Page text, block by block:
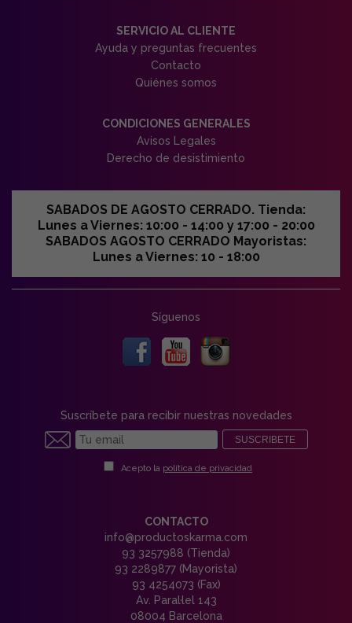
SERVICIO AL CLIENTE
Ayuda y preguntas frecuentes
Contacto
Quiénes somos
CONDICIONES GENERALES
Avisos Legales
Derecho de desistimiento
SABADOS DE AGOSTO CERRADO. Tienda:
Lunes a Viernes: 10:00 - 14:00 y 17:00 - 20:00
SABADOS AGOSTO CERRADO Mayoristas:
Lunes a Viernes: 10 - 18:00
Síguenos
Suscríbete para recibir nuestras novedades
SUSCRIBETE
Acepto la política de privacidad
CONTACTO
info@productoskarma.com
93 3257988 (Tienda)
93 2289877 (Mayorista)
93 4254073 (Fax)
Av. Paral·lel 143
08004 Barcelona